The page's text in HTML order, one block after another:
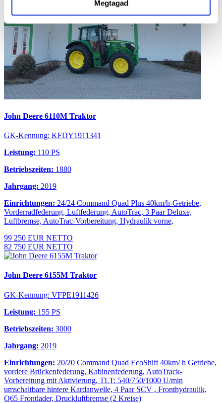
Megtagad
John Deere 6110M Traktor
GK-Kennung: KFDY1911341
Leistung: 110 PS
Betriebszeiten: 1880
Jahrgang: 2019
Einrichtungen: 24/24 Command Quad Plus 40km/h-Getriebe,
Vorderradfederung, Luftfederung, AutoTrac, 3 Paar Deluxe,
Luftbremse, AutoTrac-Vorbereitung, Hydraulik vorne,
99 250 EUR NETTO
82 750 EUR NETTO
John Deere 6155M Traktor
GK-Kennung: VFPE1911426
Leistung: 155 PS
Betriebszeiten: 3000
Jahrgang: 2019
Einrichtungen: 20/20 Command Quad EcoShift 40km/ h Getriebe,
vordere Brückenfederung, Kabinenfederung, AutoTrack-
Vorbereitung mit Aktivierung, TLT: 540/750/1000 U/min
umschaltbare hintere Kardanwelle, 4 Paar SCV , Fronthydraulik,
Q65 Frontlader, Druckluftbremse (2 Kreise)